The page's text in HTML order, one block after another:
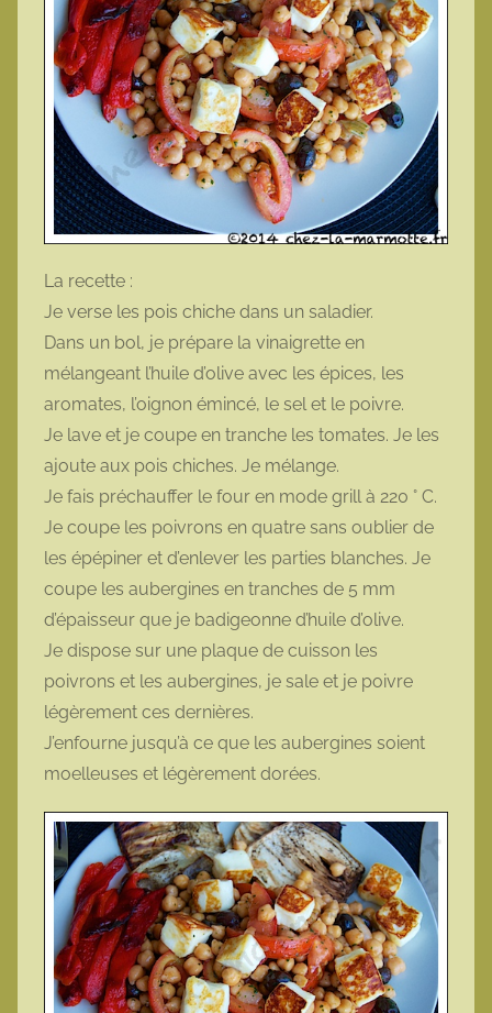
La recette :
Je verse les pois chiche dans un saladier.
Dans un bol, je prépare la vinaigrette en
mélangeant l’huile d’olive avec les épices, les
aromates, l’oignon émincé, le sel et le poivre.
Je lave et je coupe en tranche les tomates. Je les
ajoute aux pois chiches. Je mélange.
Je fais préchauffer le four en mode grill à 220 ° C.
Je coupe les poivrons en quatre sans oublier de
les épépiner et d’enlever les parties blanches. Je
coupe les aubergines en tranches de 5 mm
d’épaisseur que je badigeonne d’huile d’olive.
Je dispose sur une plaque de cuisson les
poivrons et les aubergines, je sale et je poivre
légèrement ces dernières.
J’enfourne jusqu’à ce que les aubergines soient
moelleuses et légèrement dorées.